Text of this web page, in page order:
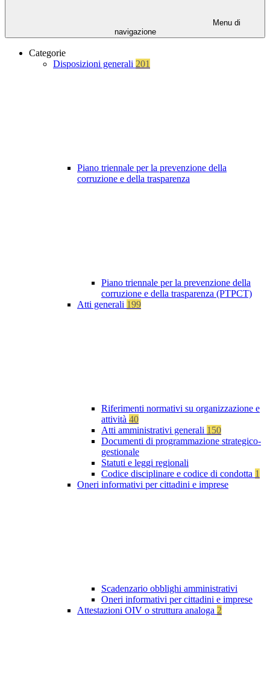
Menu di
navigazione
Categorie
Disposizioni generali 201
Piano triennale per la prevenzione della
corruzione e della trasparenza
Piano triennale per la prevenzione della
corruzione e della trasparenza (PTPCT)
Atti generali 199
Riferimenti normativi su organizzazione e
attività 40
Atti amministrativi generali 150
Documenti di programmazione strategico-
gestionale
Statuti e leggi regionali
Codice disciplinare e codice di condotta 1
Oneri informativi per cittadini e imprese
Scadenzario obblighi amministrativi
Oneri informativi per cittadini e imprese
Attestazioni OIV o struttura analoga 2